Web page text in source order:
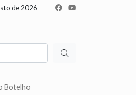
de 2026
Botelho